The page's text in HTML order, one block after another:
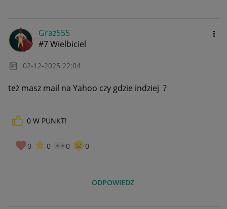
Graz555
#7 Wielbiciel
‎02-12-2025 22:04
też masz mail na Yahoo czy gdzie indziej ?
0 W PUNKT!
0 0 0 0
ODPOWIEDZ